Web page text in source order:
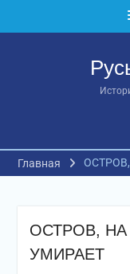
Главная
ОСТРОВ,
УМИРАЕТ